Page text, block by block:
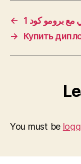
←
→
Купить
You must be